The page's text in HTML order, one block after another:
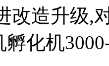
改造升级,
化机